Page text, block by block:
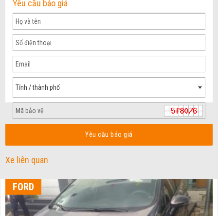
Yêu cầu báo giá
Tỉnh / thành phố
Yêu cầu báo giá
Xe liên quan
FORD